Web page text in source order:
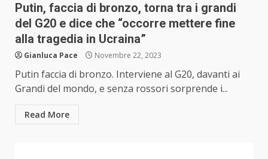
Putin, faccia di bronzo, torna tra i grandi
del G20 e dice che “occorre mettere fine
alla tragedia in Ucraina”
Gianluca Pace Novembre 22, 2023
Putin faccia di bronzo. Interviene al G20, davanti ai
Grandi del mondo, e senza rossori sorprende i...
Read More